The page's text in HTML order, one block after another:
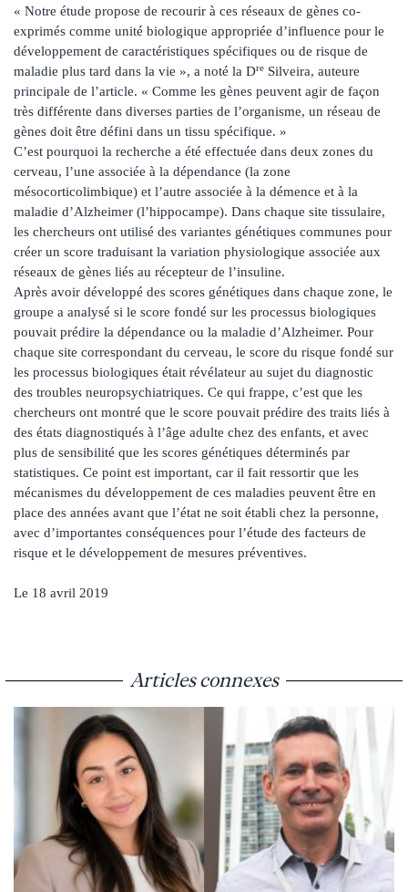
« Notre étude propose de recourir à ces réseaux de gènes co-
exprimés comme unité biologique appropriée d’influence pour le
développement de caractéristiques spécifiques ou de risque de
maladie plus tard dans la vie », a noté la Dre Silveira, auteure
principale de l’article. « Comme les gènes peuvent agir de façon
très différente dans diverses parties de l’organisme, un réseau de
gènes doit être défini dans un tissu spécifique. »
C’est pourquoi la recherche a été effectuée dans deux zones du
cerveau, l’une associée à la dépendance (la zone
mésocorticolimbique) et l’autre associée à la démence et à la
maladie d’Alzheimer (l’hippocampe). Dans chaque site tissulaire,
les chercheurs ont utilisé des variantes génétiques communes pour
créer un score traduisant la variation physiologique associée aux
réseaux de gènes liés au récepteur de l’insuline.
Après avoir développé des scores génétiques dans chaque zone, le
groupe a analysé si le score fondé sur les processus biologiques
pouvait prédire la dépendance ou la maladie d’Alzheimer. Pour
chaque site correspondant du cerveau, le score du risque fondé sur
les processus biologiques était révélateur au sujet du diagnostic
des troubles neuropsychiatriques. Ce qui frappe, c’est que les
chercheurs ont montré que le score pouvait prédire des traits liés à
des états diagnostiqués à l’âge adulte chez des enfants, et avec
plus de sensibilité que les scores génétiques déterminés par
statistiques. Ce point est important, car il fait ressortir que les
mécanismes du développement de ces maladies peuvent être en
place des années avant que l’état ne soit établi chez la personne,
avec d’importantes conséquences pour l’étude des facteurs de
risque et le développement de mesures préventives.
Le 18 avril 2019
Articles connexes